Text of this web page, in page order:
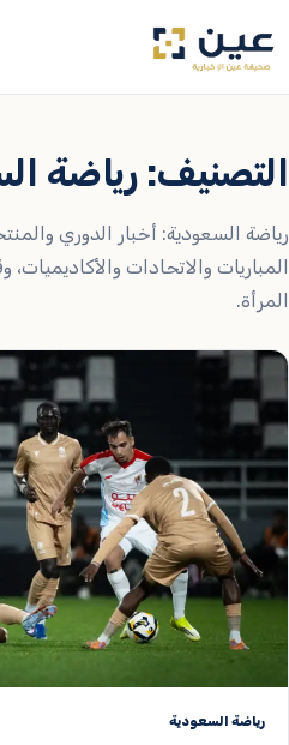
إلى
التصنيف: رياضة
رياضة السعودية: أخبار الدوري
المباريات والاتحادات
المرأة.
رياضة السعودية